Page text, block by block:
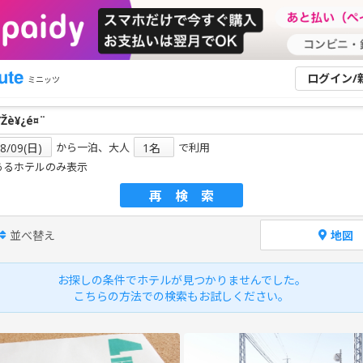
ミニッツ ログイン/
から一泊、大人
で利用
るホテルのみ表示
再検索
並べ替え 地図
お探しの条件でホテルが見つかりませんでした。
こちらの方法での検索もお試しください。